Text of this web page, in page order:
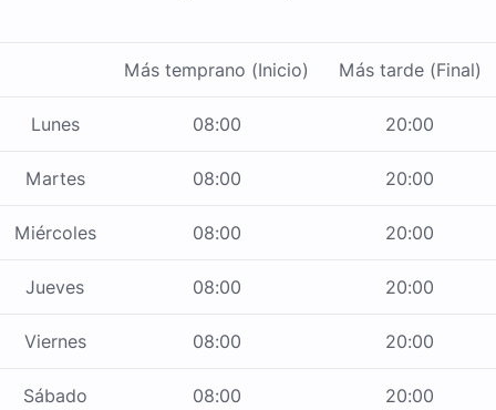
Más temprano (Inicio) Más tarde (Final)
Lunes 08:00 20:00
Martes 08:00 20:00
Miércoles 08:00 20:00
Jueves 08:00 20:00
Viernes 08:00 20:00
Sábado 08:00 20:00